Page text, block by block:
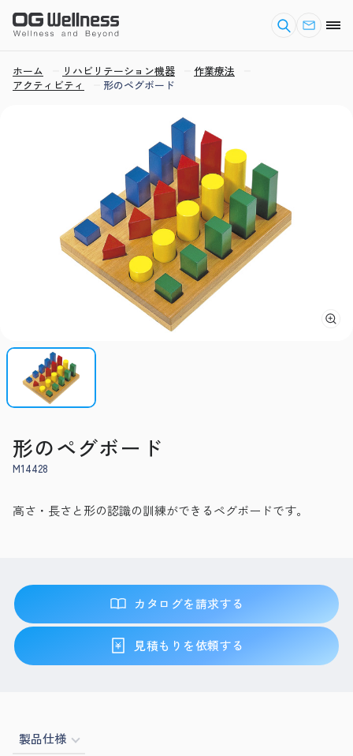
ホーム リハビリテーション機器
作業療法
アクティビティ
形のペグボード
形のペグボード
M14428
高さ・長さと形の認識の訓練ができるペグボードです。
カタログを請求する
見積もりを依頼する
製品仕様